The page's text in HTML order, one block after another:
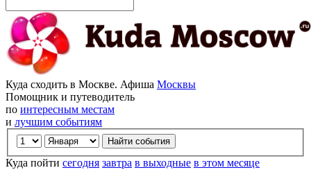
Куда сходить в Москве. Афиша Москвы
Помощник и путеводитель
по интересным местам
и лучшим событиям
Куда пойти сегодня завтра в выходные в этом месяце